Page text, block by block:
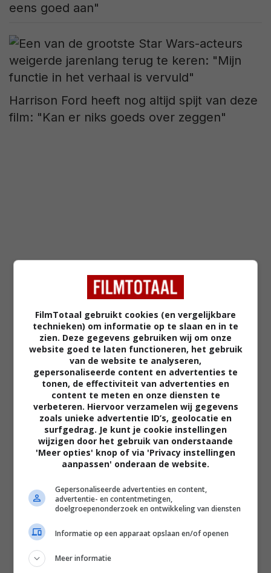
eens goed aan"
Harrison Ford heeft nog altijd spijt van deze
film: "Kan er niks goeds over zeggen"
FEATURED
MEEST GELEZEN
Tijdens een bepaalde scène in 'The
Lord of the Rings' verraadt één
draad plotseling de complete
filmtruc
Zelfs de grote finale van 'The Lord
of the Rings' bevat honderden
kijken ziet
FilmTotaal gebruikt cookies (en vergelijkbare
technieken) om informatie op te slaan en in te
zien. Deze gegevens gebruiken wij om onze
website goed te laten functioneren, het gebruik
van de website te analyseren,
gepersonaliseerde content en advertenties te
tonen, de effectiviteit van advertenties en
content te meten en onze diensten te
verbeteren. Hiervoor verzamelen wij gegevens
zoals unieke advertentie ID’s, geolocatie en
surfgedrag. Je kunt je cookie instellingen
wijzigen door het gebruik van onderstaande
'Meer opties' knop of via 'Privacy instellingen
aanpassen' onderaan de website.
Gepersonaliseerde advertenties en content,
advertentie- en contentmetingen,
doelgroepenonderzoek en ontwikkeling van diensten
Informatie op een apparaat opslaan en/of openen
Meer informatie